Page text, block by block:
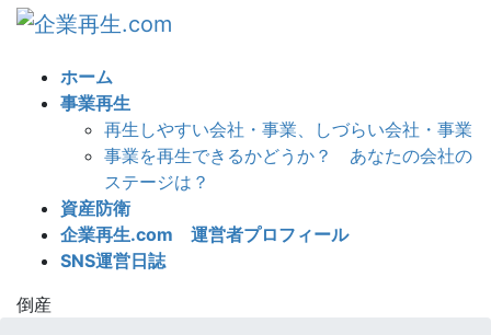
ホーム
事業再生
再生しやすい会社・事業、しづらい会社・事業
事業を再生できるかどうか？ あなたの会社の
ステージは？
資産防衛
企業再生.com 運営者プロフィール
SNS運営日誌
倒産